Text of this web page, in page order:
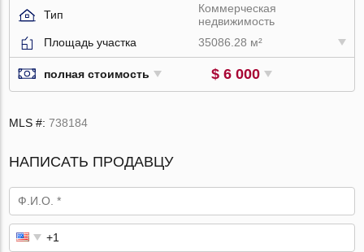
Тип
Коммерческая
недвижимость
Площадь участка
35086.28 м²
полная стоимость $ 6 000
MLS #:738184
НАПИСАТЬ ПРОДАВЦУ